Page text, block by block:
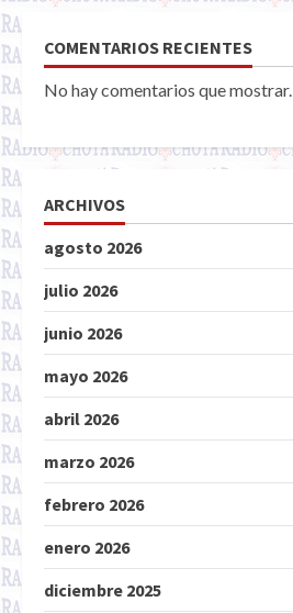
COMENTARIOS RECIENTES
No hay comentarios que mostrar.
ARCHIVOS
agosto 2026
julio 2026
junio 2026
mayo 2026
abril 2026
marzo 2026
febrero 2026
enero 2026
diciembre 2025